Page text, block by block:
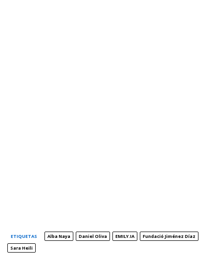
ETIQUETAS Alba Naya Daniel Oliva EMILY.IA
Fundació Jiménez Díaz
Sara Heili